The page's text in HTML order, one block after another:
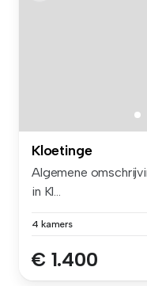
Kloetinge
Algemene
in Kl...
4 kamers
€ 1.400